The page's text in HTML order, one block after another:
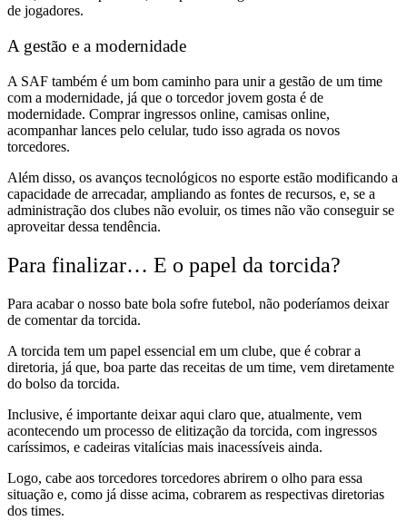
de jogadores.
A gestão e a modernidade
A SAF também é um bom caminho para unir a gestão de um time
com a modernidade, já que o torcedor jovem gosta é de
modernidade. Comprar ingressos online, camisas online,
acompanhar lances pelo celular, tudo isso agrada os novos
torcedores.
Além disso, os avanços tecnológicos no esporte estão modificando a
capacidade de arrecadar, ampliando as fontes de recursos, e, se a
administração dos clubes não evoluir, os times não vão conseguir se
aproveitar dessa tendência.
Para finalizar… E o papel da torcida?
Para acabar o nosso bate bola sofre futebol, não poderíamos deixar
de comentar da torcida.
A torcida tem um papel essencial em um clube, que é cobrar a
diretoria, já que, boa parte das receitas de um time, vem diretamente
do bolso da torcida.
Inclusive, é importante deixar aqui claro que, atualmente, vem
acontecendo um processo de elitização da torcida, com ingressos
caríssimos, e cadeiras vitalícias mais inacessíveis ainda.
Logo, cabe aos torcedores torcedores abrirem o olho para essa
situação e, como já disse acima, cobrarem as respectivas diretorias
dos times.